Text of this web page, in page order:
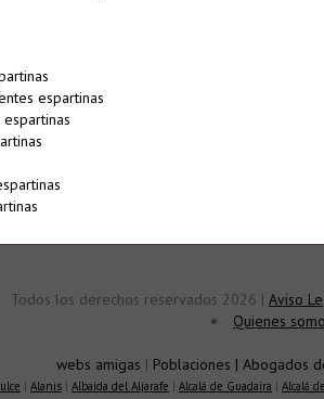
espartinas
Todos los derechos reservados 2026 | Aviso
Quienes
webs amigas | Poblaciones | Abogados
| Alanis | Albaida del Aljarafe | Alcalá de Guadaíra | Alcalá